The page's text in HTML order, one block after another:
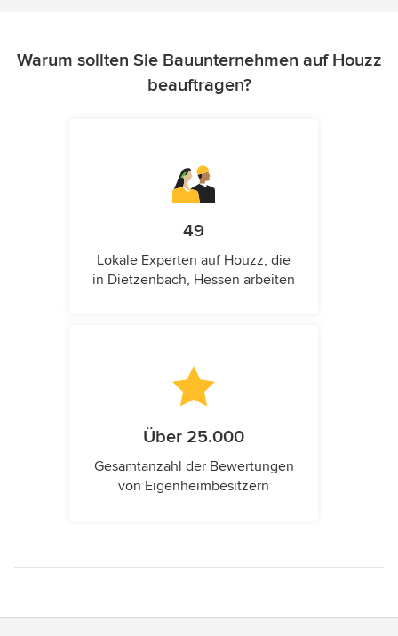
Warum sollten Sie Bauunternehmen auf Houzz
beauftragen?
49
Lokale Experten auf Houzz, die
in Dietzenbach, Hessen arbeiten
Über 25.000
Gesamtanzahl der Bewertungen
von Eigenheimbesitzern